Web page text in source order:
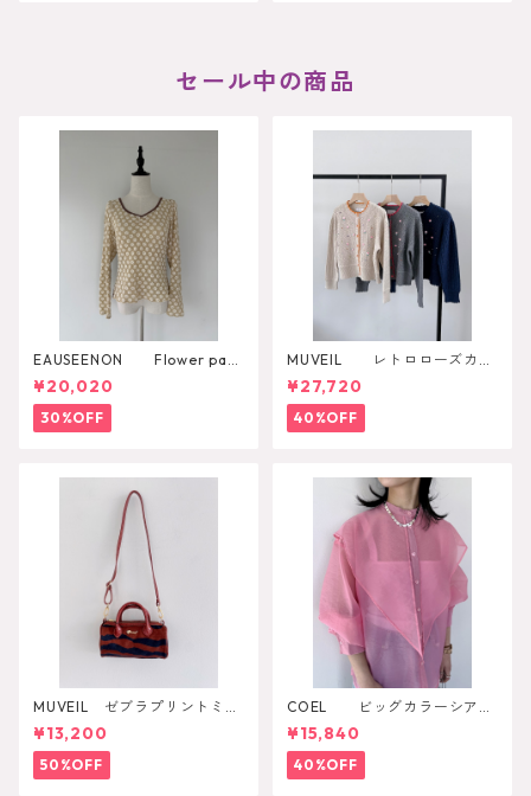
セール中の商品
EAUSEENON Flower patt
ern cut and sewn
¥20,020
30%OFF
MUVEIL レトロローズカー
ディガン
¥27,720
40%OFF
MUVEIL ゼブラプリントミニ
ボストンバッグ
¥13,200
50%OFF
COEL ビッグカラーシアー
シャツ
¥15,840
40%OFF